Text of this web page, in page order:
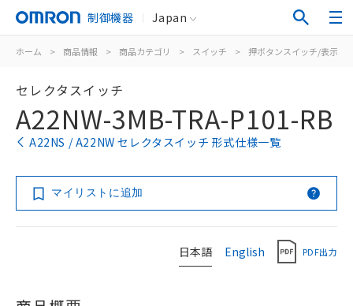
制御機器 Japan
ホーム > 商品情報 > 商品カテゴリ > スイッチ > 押ボタンスイッチ/表示灯
セレクタスイッチ
A22NW-3MB-TRA-P101-RB
A22NS / A22NW セレクタスイッチ 形式仕様一覧
マイリストに追加
日本語 English PDF出力